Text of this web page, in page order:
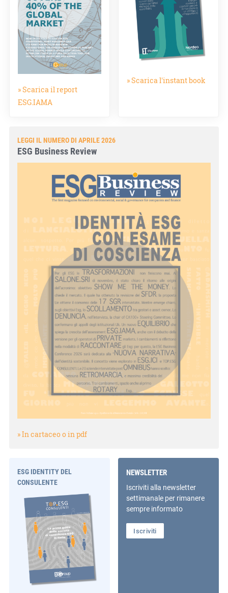
» Scarica il report
ESG.IAMA
» Scarica l'instant book
LEGGI IL NUMERO DI APRILE 2026
ESG Business Review
» In cartaceo o in pdf
ESG IDENTITY DEL
CONSULENTE
NEWSLETTER
Iscriviti alla newsletter
settimanale per rimanere
sempre informato
Iscriviti